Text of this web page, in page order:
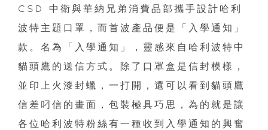
CSD 中衛與華納兄弟消費品部攜手設計哈利
波特主題口罩，而首波產品便是「入學通知」
款。名為「入學通知」，靈感來自哈利波特中
貓頭鷹的送信方式。除了口罩盒是信封模樣，
並印上火漆封蠟，一打開，還可以看到貓頭鷹
信差叼信的畫面，包裝極具巧思，為的就是讓
各位哈利波特粉絲有一種收到入學通知的興奮